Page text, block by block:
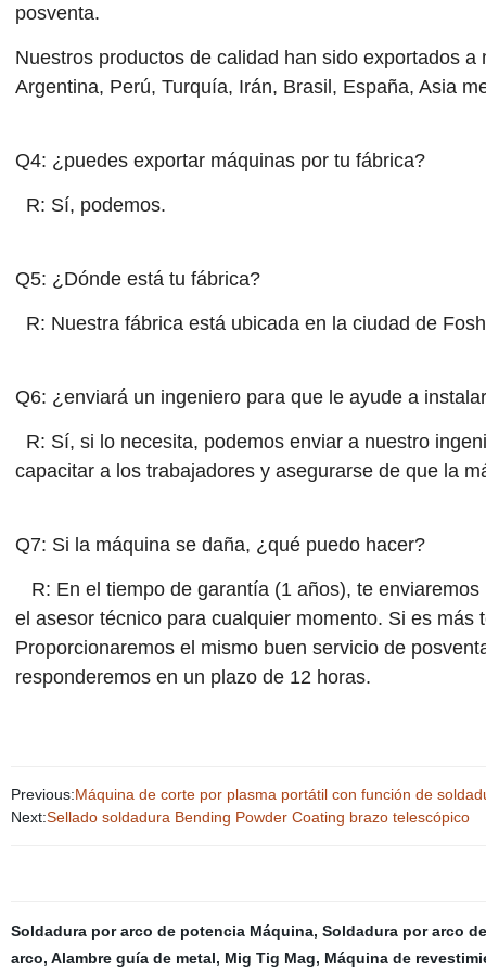
posventa.
Nuestros productos de calidad han sido exportados
Argentina, Perú, Turquía, Irán, Brasil, España, Asia
Q4: ¿puedes exportar máquinas por tu fábrica?
R: Sí, podemos.
Q5: ¿Dónde está tu fábrica?
R: Nuestra fábrica está ubicada en la ciudad de
Q6: ¿enviará un ingeniero para que le ayude a
R: Sí, si lo necesita, podemos enviar a nuestro
capacitar a los trabajadores y asegurarse de que la
Q7: Si la máquina se daña, ¿qué puedo hacer?
R: En el tiempo de garantía (1 años), te
el asesor técnico para cualquier momento. Si es
Proporcionaremos el mismo buen servicio de
responderemos en un plazo de 12 horas.
Previous:Máquina de corte por plasma portátil con función de
Next:Sellado soldadura Bending Powder Coating brazo telescópico
Soldadura por arco de potencia Máquina, Soldadura por arco
arco, Alambre guía de metal, Mig Tig Mag, Máquina de